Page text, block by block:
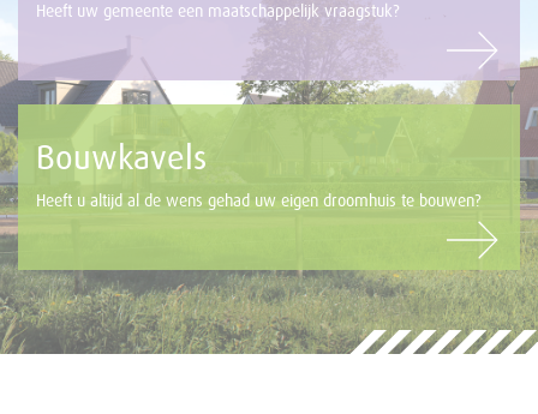
Heeft uw gemeente een maatschappelijk vraagstuk?
Bouwkavels
Heeft u altijd al de wens gehad uw eigen droomhuis te bouwen?